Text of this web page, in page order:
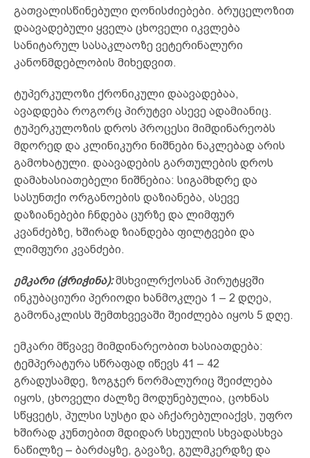
გათვალისწინებული ღონისძიებები. ბრუცელოზით
დაავადებული ყველა ცხოველი იკვლება
სანიტარულ სასაკლაოზე ვეტერინალური
კანონმდებლობის მიხედვით.
ტუპერკულოზი ქრონიკული დაავადებაა,
ავადდება როგორც პირუტვი ასევე ადამიანიც.
ტუპერკულოზის დროს პროცესი მიმდინარეობს
მდორედ და კლინიკური ნიშნები ნაკლებად არის
გამოხატული. დაავადების გართულების დროს
დამახასიათებელი ნიშნებია: სიგამხდრე და
სასუნთქი ორგანოების დაზიანება, ასევე
დაზიანებები ჩნდება ცურზე და ლიმფურ
კვანძებზე, ხშირად ზიანდება ფილტვები და
ლიმფური კვანძები.
ემკარი (ჭრიჭინა):მსხვილრქოსან პირუტყვში
ინკუბაციური პერიოდი ხანმოკლეა 1 – 2 დღეა,
გამონაკლისს შემთხვევაში შეიძლება იყოს 5 დღე.
ემკარი მწვავე მიმდინარეობით ხასიათდება:
ტემპერატურა სწრაფად იწევს 41 – 42
გრადუსამდე, ზოგჯერ ნორმალურიც შეიძლება
იყოს, ცხოველი ძალზე მოდუნებულია, ცოხნას
სწყვეტს, პულსი სუსტი და აჩქარებულიაქვს, უფრო
ხშირად კუნთებით მდიდარ სხეულის სხვადასხვა
ნაწილზე – ბარძაყზე, გავაზე, გულმკერდზე და